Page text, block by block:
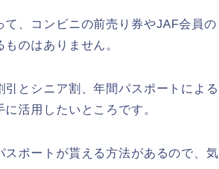
、コンビニの前売り券やJAF会員の
のはありません。
とシニア割、年間パスポートによる
活用したいところです。
ポートが貰える方法があるので、気